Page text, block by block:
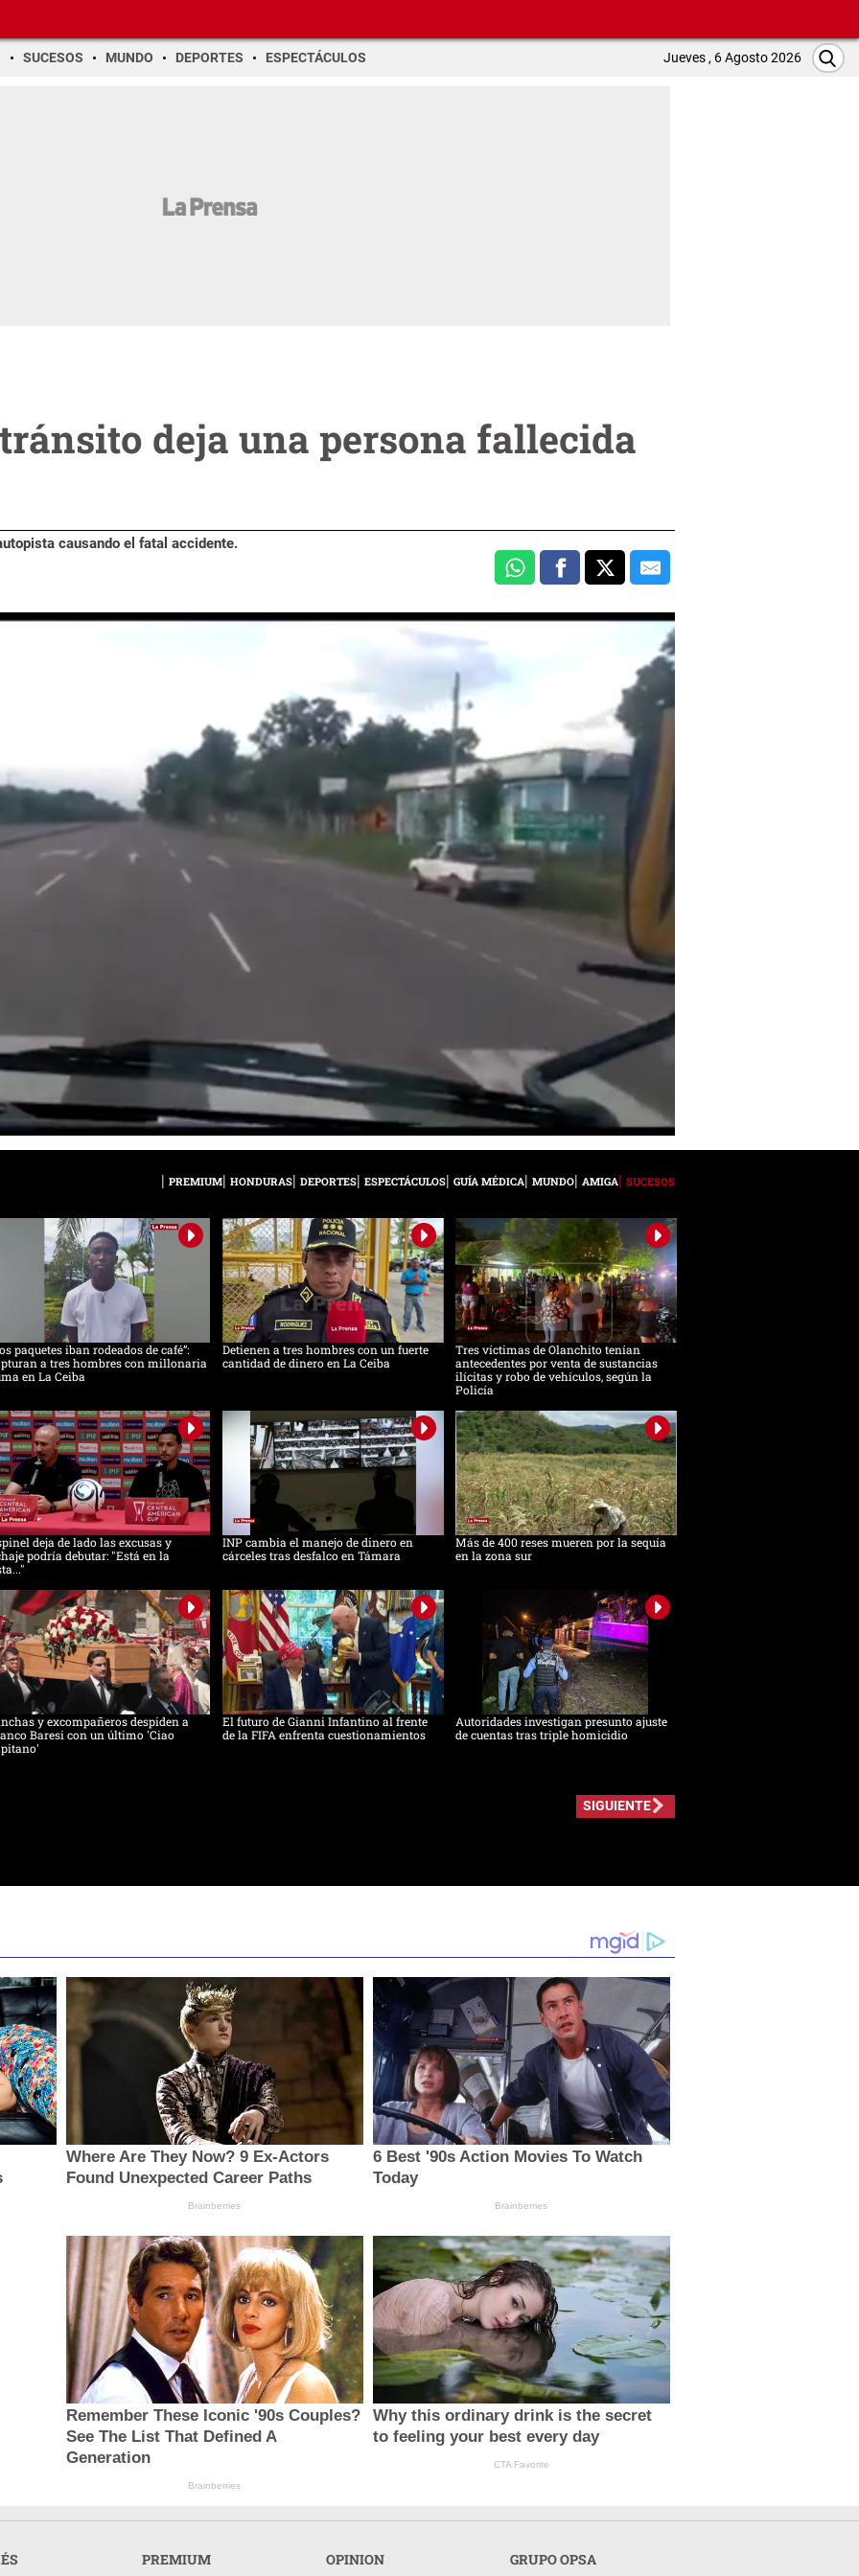
SUCESOS MUNDO DEPORTES ESPECTÁCULOS Jueves , 6 Agosto 2026
deja una persona fallecida
causando el fatal accidente.
PREMIUM HONDURAS DEPORTES ESPECTÁCULOS GUÍA MÉDICA MUNDO AMIGA SUCESOS
paquetes iban rodeados de café”:
a tres hombres con millonaria
en La Ceiba
Detienen a tres hombres con un fuerte
cantidad de dinero en La Ceiba
Tres víctimas de Olanchito tenían
antecedentes por venta de sustancias
ilícitas y robo de vehículos, según la
Policía
deja de lado las excusas y
podría debutar: "Está en la
INP cambia el manejo de dinero en
cárceles tras desfalco en Támara
Más de 400 reses mueren por la sequía
en la zona sur
y excompañeros despiden a
Baresi con un último 'Ciao
El futuro de Gianni Infantino al frente
de la FIFA enfrenta cuestionamientos
Autoridades investigan presunto ajuste
de cuentas tras triple homicidio
SIGUIENTE
Where Are They Now? 9 Ex-Actors
Found Unexpected Career Paths
Brainberries
6 Best '90s Action Movies To Watch
Today
Brainberries
Remember These Iconic '90s Couples?
See The List That Defined A
Generation
Brainberries
Why this ordinary drink is the secret
to feeling your best every day
CTA Favorite
PREMIUM OPINION GRUPO OPSA